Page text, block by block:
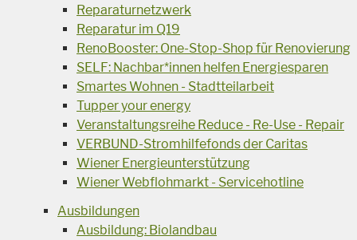
Reparaturnetzwerk
Reparatur im Q19
RenoBooster: One-Stop-Shop für Renovierung
SELF: Nachbar*innen helfen Energiesparen
Smartes Wohnen - Stadtteilarbeit
Tupper your energy
Veranstaltungsreihe Reduce - Re-Use - Repair
VERBUND-Stromhilfefonds der Caritas
Wiener Energieunterstützung
Wiener Webflohmarkt - Servicehotline
Ausbildungen
Ausbildung: Biolandbau